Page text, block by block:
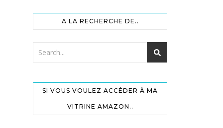
A LA RECHERCHE DE..
SI VOUS VOULEZ ACCÉDER À MA
VITRINE AMAZON..